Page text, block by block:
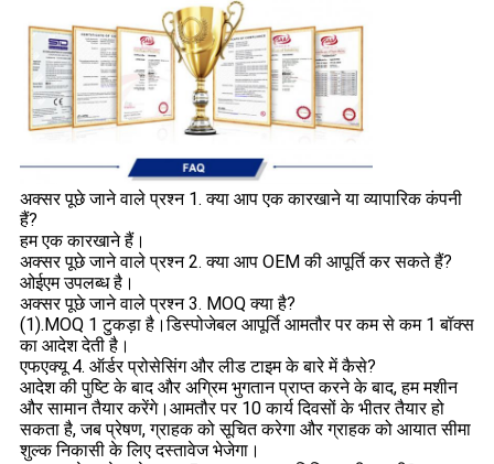
अक्सर पूछे जाने वाले प्रश्न 1. क्या आप एक कारखाने या व्यापारिक कंपनी
हैं?
हम एक कारखाने हैं।
अक्सर पूछे जाने वाले प्रश्न 2. क्या आप OEM की आपूर्ति कर सकते हैं?
ओईएम उपलब्ध है।
अक्सर पूछे जाने वाले प्रश्न 3. MOQ क्या है?
(1).MOQ 1 टुकड़ा है।डिस्पोजेबल आपूर्ति आमतौर पर कम से कम 1 बॉक्स
का आदेश देती है।
एफएक्यू 4. ऑर्डर प्रोसेसिंग और लीड टाइम के बारे में कैसे?
आदेश की पुष्टि के बाद और अग्रिम भुगतान प्राप्त करने के बाद, हम मशीन
और सामान तैयार करेंगे।आमतौर पर 10 कार्य दिवसों के भीतर तैयार हो
सकता है, जब प्रेषण, ग्राहक को सूचित करेगा और ग्राहक को आयात सीमा
शुल्क निकासी के लिए दस्तावेज भेजेगा।